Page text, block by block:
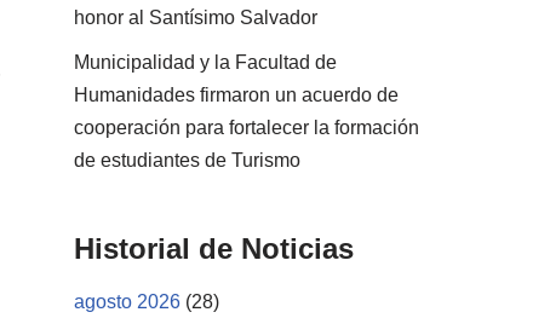
honor al Santísimo Salvador
Municipalidad y la Facultad de
Humanidades firmaron un acuerdo de
cooperación para fortalecer la formación
de estudiantes de Turismo
Historial de Noticias
agosto 2026 (28)